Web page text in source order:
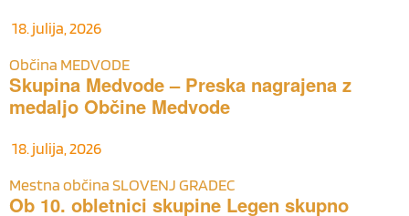
18. julija, 2026
Občina MEDVODE
Skupina Medvode – Preska nagrajena z
medaljo Občine Medvode
18. julija, 2026
Mestna občina SLOVENJ GRADEC
Ob 10. obletnici skupine Legen skupno